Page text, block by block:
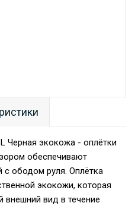
Черная экокожа - оплётки
обеспечивают
ободом руля. Оплётка
экокожи, которая
внешний вид в течение